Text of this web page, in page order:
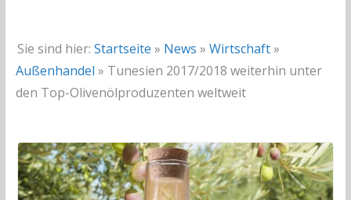
Sie sind hier: Startseite » News » Wirtschaft»
Außenhandel » Tunesien 2017/2018 weiterhin unter
den Top-Olivenölproduzenten weltweit